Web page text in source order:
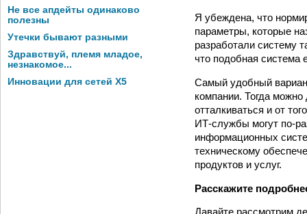
Не все апдейты одинаково
полезны
Утечки бывают разными
Здравствуй, племя младое,
незнакомое...
Инновации для сетей X5
Я убеждена, что
параметры, которые
разработали систему
что подобная система
Самый удобный
компании. Тогда
отталкиваться и от
ИТ-службы могут по-
информационных
техническому
продуктов и услуг.
Расскажите